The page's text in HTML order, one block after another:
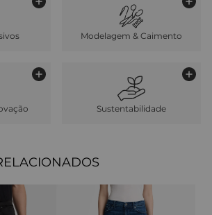
Modelagem & Caimento
Sustentabilidade